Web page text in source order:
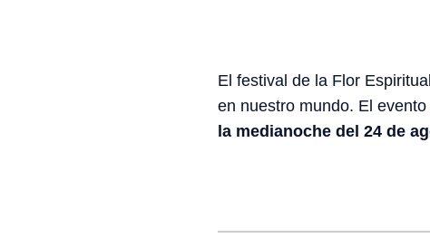
El festival de la Flor
en nuestro mundo. El
la medianoche del 24 de